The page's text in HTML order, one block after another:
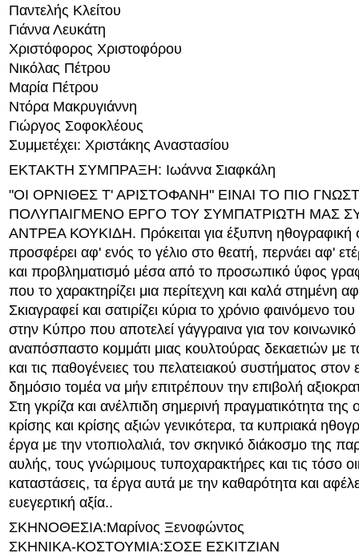
Παντελής Κλείτου
Γιάννα Λευκάτη
Χριστόφορος Χριστοφόρου
Νικόλας Πέτρου
Μαρία Πέτρου
Ντόρα Μακρυγιάννη
Γιώργος Σοφοκλέους
Συμμετέχει: Χριστάκης Αναστασίου
ΕΚΤΑΚΤΗ ΣΥΜΠΡΑΞΗ: Ιωάννα Σιαφκάλη
"ΟΙ ΟΡΝΙΘΕΣ Τ' ΑΡΙΣΤΟΦΑΝΗ" ΕΙΝΑΙ ΤΟ ΠΙΟ
ΠΟΛΥΠΑΙΓΜΕΝΟ ΕΡΓΟ ΤΟΥ ΣΥΜΠΑΤΡΙΩΤΗ ΜΑΣ
ΑΝΤΡΕΑ ΚΟΥΚΙΔΗ. Πρόκειται για έξυπνη ηθογραφική
προσφέρει αφ' ενός το γέλιο στο θεατή, περνάει αφ'
και προβληματισμό μέσα από το προσωπικό ύφος
που το χαρακτηρίζει μια περίτεχνη και καλά στημένη
Σκιαγραφεί και σατιρίζει κύρια το χρόνιο φαινόμενο
στην Κύπρο που αποτελεί γάγγραινα για τον
αναπόσπαστο κομμάτι μιας κουλτούρας δεκαετιών με
και τις παθογένειες του πελατειακού συστήματος στον
δημόσιο τομέα να μήν επιτρέπουν την επιβολή
Στη γκρίζα και ανέλπιδη σημερινή πραγματικότητα της
κρίσης και κρίσης αξιών γενικότερα, τα κυπριακά
έργα με την ντοπιολαλιά, τον σκηνικό διάκοσμο της
αυλής, τους γνώριμους τυποχαρακτήρες και τις τόσο
καταστάσεις, τα έργα αυτά με την καθαρότητα και
ευεγερτική αξία..
ΣΚΗΝΟΘΕΣΙΑ:Μαρίνος Ξενοφώντος
ΣΚΗΝΙΚΑ-ΚΟΣΤΟΥΜΙΑ:ΣΟΣΕ ΕΣΚΙΤΖΙΑΝ